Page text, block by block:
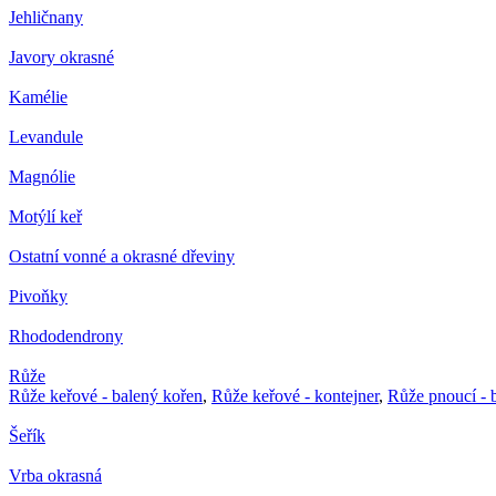
Jehličnany
Javory okrasné
Kamélie
Levandule
Magnólie
Motýlí keř
Ostatní vonné a okrasné dřeviny
Pivoňky
Rhododendrony
Růže
Růže keřové - balený kořen, Růže keřové - kontejner, Růže pnoucí -
Šeřík
Vrba okrasná